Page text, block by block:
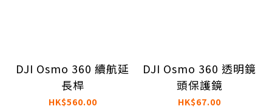
DJI Osmo 360 續航延
長桿
HK$560.00
DJI Osmo 360 透明鏡
頭保護鏡
HK$67.00